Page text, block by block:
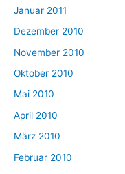
Januar 2011
Dezember 2010
November 2010
Oktober 2010
Mai 2010
April 2010
März 2010
Februar 2010